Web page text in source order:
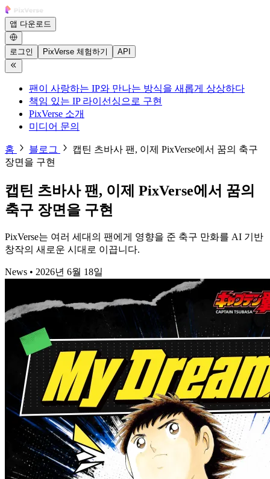
앱 다운로드
로그인 PixVerse 체험하기 API
팬이 사랑하는 IP와 만나는 방식을 새롭게 상상하다
책임 있는 IP 라이선싱으로 구현
PixVerse 소개
미디어 문의
홈 블로그
캡틴 츠바사 팬, 이제 PixVerse에서 꿈의 축구
장면을 구현
캡틴 츠바사 팬, 이제 PixVerse에서 꿈의
축구 장면을 구현
PixVerse는 여러 세대의 팬에게 영향을 준 축구 만화를 AI 기반
창작의 새로운 시대로 이끕니다.
News • 2026년 6월 18일